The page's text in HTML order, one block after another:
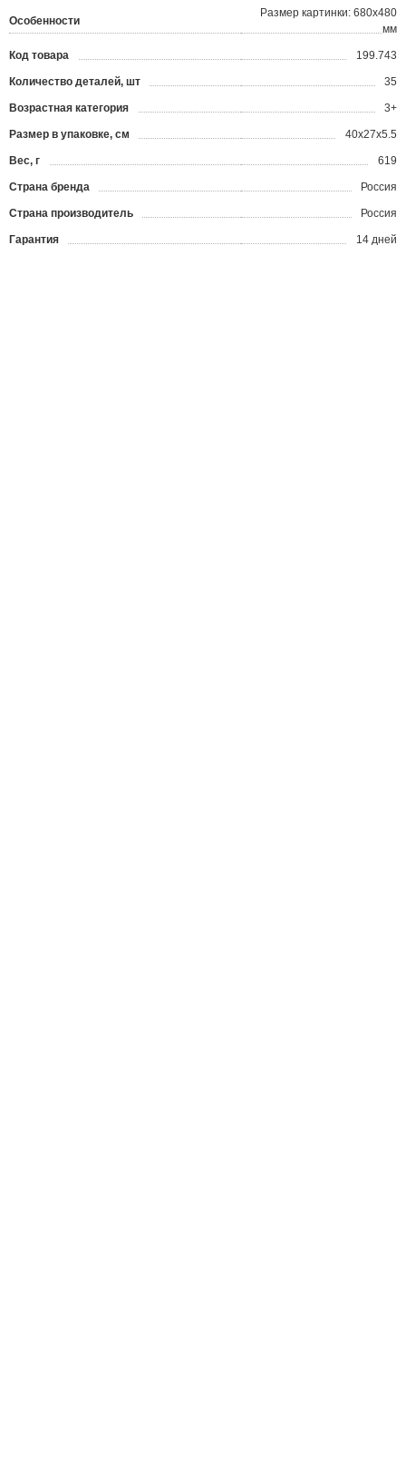
Особенности
Размер картинки: 680х480
мм
Код товара 199.743
Количество деталей, шт 35
Возрастная категория 3+
Размер в упаковке, см 40х27х5.5
Вес, г 619
Страна бренда Россия
Страна производитель Россия
Гарантия 14 дней